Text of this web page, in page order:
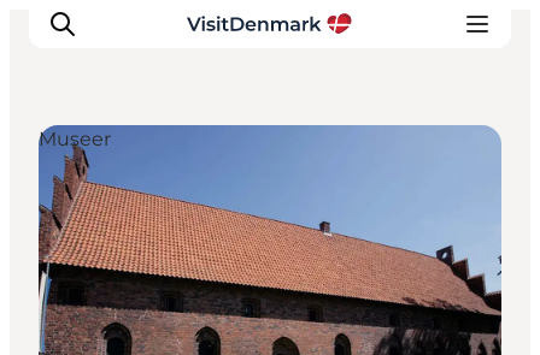
Inspiration
Destinationer
Oplevelser
Overnatning
Planlæg ferien
Museer